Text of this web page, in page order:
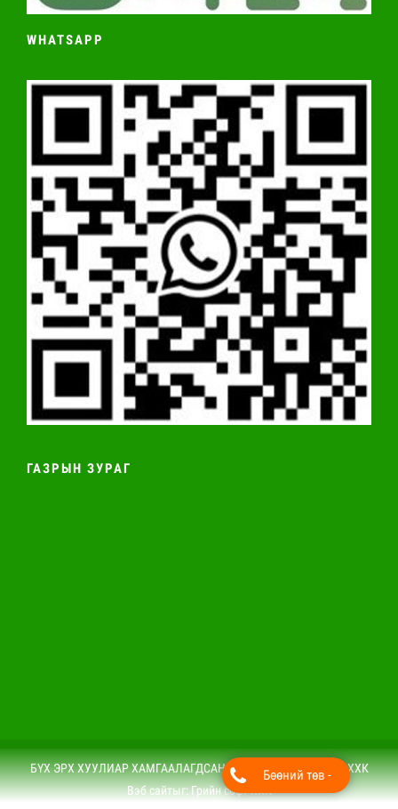
WHATSAPP
ГАЗРЫН ЗУРАГ
БҮХ ЭРХ ХУУЛИАР ХАМГААЛАГДСАН © 2019. Нахиа импекс ХХК
Вэб сайтыг:Грийн софт ХХК
Бөөний төв -